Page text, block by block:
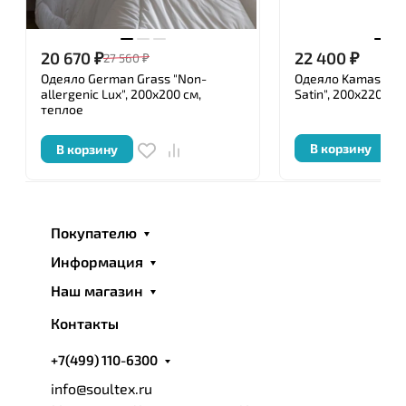
20 670₽27 560₽
Одеяло German Grass "Non-
allergenic Lux", 200x200 см,
теплое
В корзину
22 400₽
Одеяло Kamasana
Satin", 200x220 см
В корзину
Покупателю
Информация
Наш магазин
Контакты
+7(499) 110-6300
info@soultex.ru